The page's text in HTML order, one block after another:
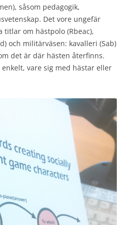
såsom pedagogik,
Det vore ungefär
titlar om hästpolo (Rbeac),
och militärväsen: kavalleri (Sab)
det är där hästen återfinns.
vare sig med hästar eller